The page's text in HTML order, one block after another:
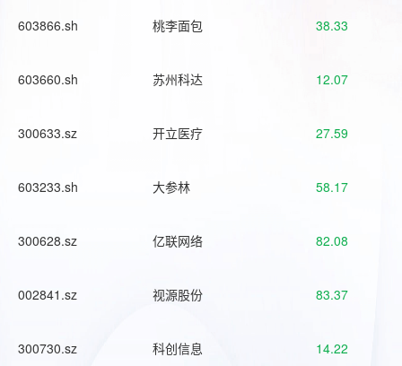
603866.sh 桃李面包 38.33
603660.sh 苏州科达 12.07
300633.sz 开立医疗 27.59
603233.sh 大参林 58.17
300628.sz 亿联网络 82.08
002841.sz 视源股份 83.37
300730.sz 科创信息 14.22